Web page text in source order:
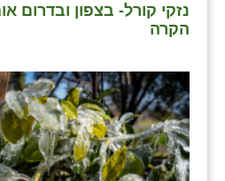
נזקי קורל- בצפון ובדרום
הקרה